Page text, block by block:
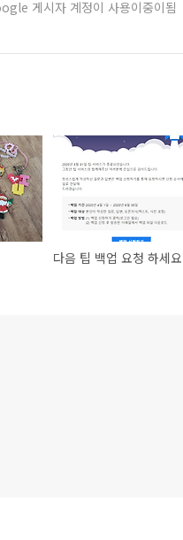
게시자 계정이 사용이중이됨